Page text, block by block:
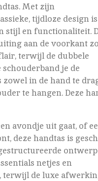
Met zijn
tijdloze design is
stijl en functionaliteit.
aan de voorkant
terwijl de dubbele
je de
in de hand te
te hangen. Deze
avondje uit gaat, of
deze handtas is
netjes en
terwijl de luxe